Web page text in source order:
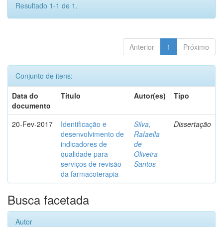
Resultado 1-1 de 1.
Anterior 1 Próximo
Conjunto de itens:
Data do
documento
Título Autor(es) Tipo
20-Fev-2017
Identificação e
desenvolvimento de
indicadores de
qualidade para
serviços de revisão
da farmacoterapia
Silva,
Rafaella
de
Oliveira
Santos
Dissertação
Busca facetada
Autor